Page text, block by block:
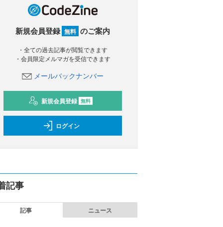
新規会員登録 無料 のご案内
・全ての過去記事が閲覧できます
・会員限定メルマガを受信できます
メールバックナンバー
新規会員登録 無料
ログイン
記事
記事 ニュース